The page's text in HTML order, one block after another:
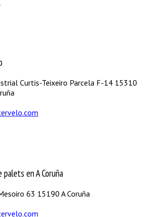
Curtis-Teixeiro Parcela F-14 15310
en A Coruña
63 15190 A Coruña